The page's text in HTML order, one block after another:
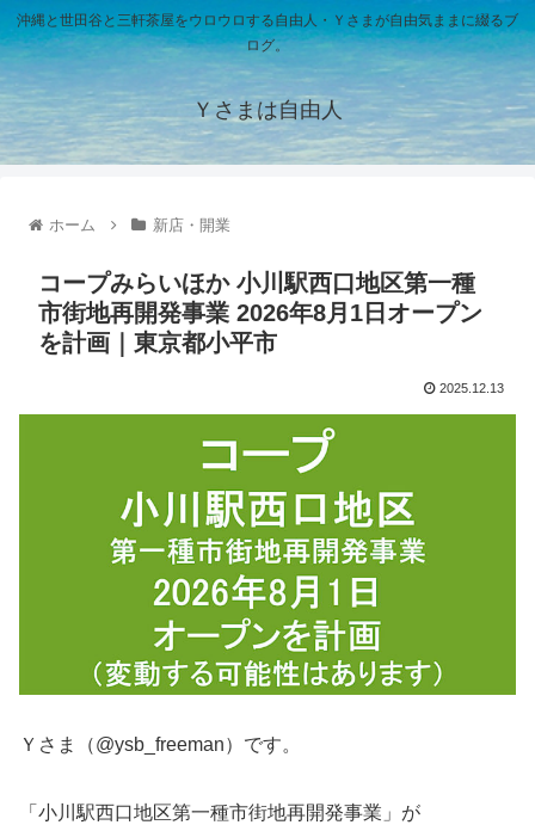
沖縄と世田谷と三軒茶屋をウロウロする自由人・Ｙさまが自由気ままに綴るブ
ログ。
Ｙさまは自由人
ホーム 新店・開業
コープみらいほか 小川駅西口地区第一種
市街地再開発事業 2026年8月1日オープン
を計画｜東京都小平市
2025.12.13
Ｙさま（@ysb_freeman）です。
「小川駅西口地区第一種市街地再開発事業」が